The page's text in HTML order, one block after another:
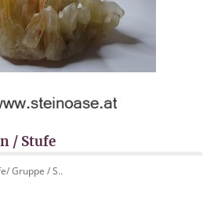
/ Stufe
Gruppe / S..